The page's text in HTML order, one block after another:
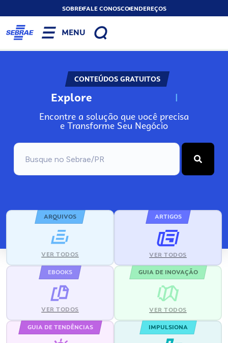
SOBREFALE CONOSCOENDEREÇOS
MENU
CONTEÚDOS GRATUITOS
Explore N
Encontre a solução que você precisa
e Transforme Seu Negócio
ARQUIVOS
VER TODOS
ARTIGOS
VER TODOS
EBOOKS
VER TODOS
GUIA DE INOVAÇÃO
VER TODOS
GUIA DE TENDÊNCIAS IMPULSIONA